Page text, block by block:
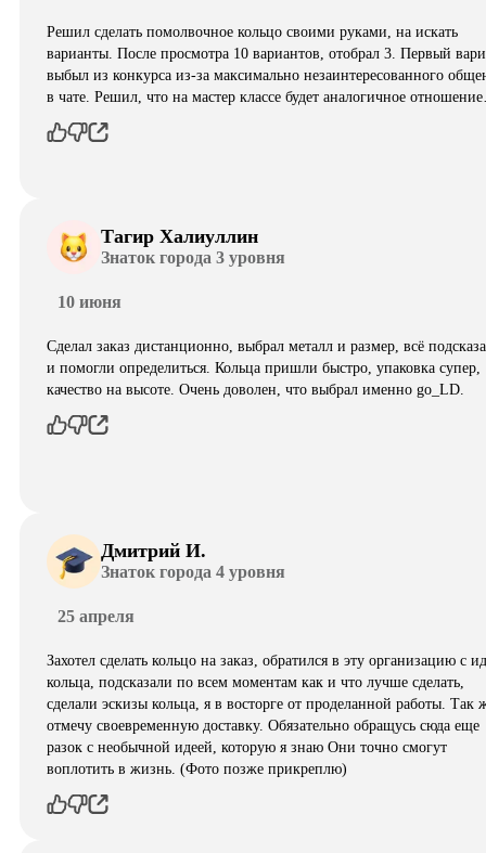
Решил сделать помолвочное кольцо своими руками, на искать
варианты. После просмотра 10 вариантов, отобрал 3. Первый
выбыл из конкурса из-за максимально незаинтересованного
в чате. Решил, что на мастер классе будет аналогичное
Тагир Халиуллин
Знаток города 3 уровня
10 июня
Сделал заказ дистанционно, выбрал металл и размер, всё
и помогли определиться. Кольца пришли быстро, упаковка супер,
качество на высоте. Очень доволен, что выбрал именно go_LD.
Дмитрий И.
Знаток города 4 уровня
25 апреля
Захотел сделать кольцо на заказ, обратился в эту организацию с
кольца, подсказали по всем моментам как и что лучше сделать,
сделали эскизы кольца, я в восторге от проделанной работы. Так
отмечу своевременную доставку. Обязательно обращусь сюда еще
разок с необычной идеей, которую я знаю Они точно смогут
воплотить в жизнь. (Фото позже прикреплю)